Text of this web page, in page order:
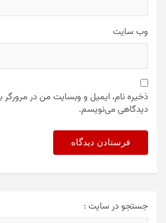
وب‌ سایت
ذخیره نام، ایمیل و وبسایت من در مرورگر
دیدگاهی می‌نویسم.
جستجو در سایت :